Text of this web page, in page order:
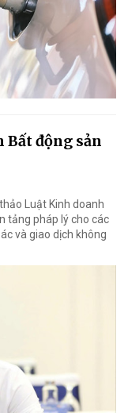
Bất động sản
Luật Kinh doanh
tảng pháp lý cho các
và giao dịch không